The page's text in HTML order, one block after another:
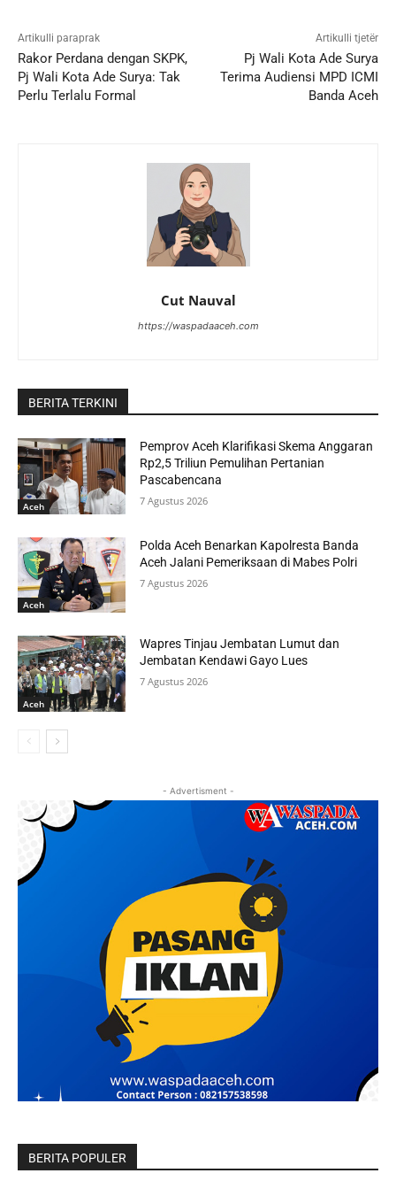
Artikulli paraprak
Rakor Perdana dengan SKPK,
Pj Wali Kota Ade Surya: Tak
Perlu Terlalu Formal
Artikulli tjetër
Pj Wali Kota Ade Surya
Terima Audiensi MPD ICMI
Banda Aceh
Cut Nauval
https://waspadaaceh.com
BERITA TERKINI
Aceh
Pemprov Aceh Klarifikasi Skema Anggaran
Rp2,5 Triliun Pemulihan Pertanian
Pascabencana
7 Agustus 2026
Aceh
Polda Aceh Benarkan Kapolresta Banda
Aceh Jalani Pemeriksaan di Mabes Polri
7 Agustus 2026
Aceh
Wapres Tinjau Jembatan Lumut dan
Jembatan Kendawi Gayo Lues
7 Agustus 2026
- Advertisment -
BERITA POPULER